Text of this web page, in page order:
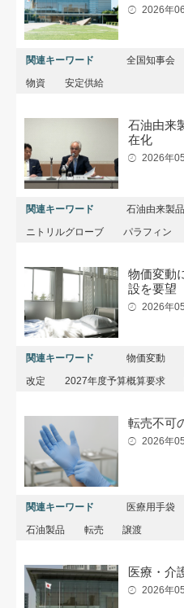
2026年
関連キーワード 全国知事会
物資
安定供給
石油由来
在化
2026年
関連キーワード 石油由来製品
ニトリルグローブ
パラフィン
物価変動
設を要望
2026年
関連キーワード 物価変動
改定
2027年度予算概算要求
転売不可
2026年
関連キーワード 医療用手袋
石油製品
転売 譲渡
医療・介
2026年